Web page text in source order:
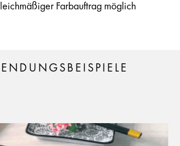
Farbauftrag möglich